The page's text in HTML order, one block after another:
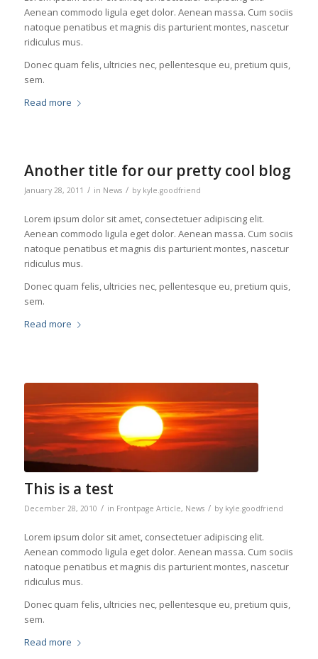
Aenean commodo ligula eget dolor. Aenean massa. Cum sociis
natoque penatibus et magnis dis parturient montes, nascetur
ridiculus mus.
Donec quam felis, ultricies nec, pellentesque eu, pretium quis,
sem.
Read more
Another title for our pretty cool blog
January 28, 2011 / in News / by kyle.goodfriend
Lorem ipsum dolor sit amet, consectetuer adipiscing elit.
Aenean commodo ligula eget dolor. Aenean massa. Cum sociis
natoque penatibus et magnis dis parturient montes, nascetur
ridiculus mus.
Donec quam felis, ultricies nec, pellentesque eu, pretium quis,
sem.
Read more
This is a test
December 28, 2010 / in Frontpage Article, News / by kyle.goodfriend
Lorem ipsum dolor sit amet, consectetuer adipiscing elit.
Aenean commodo ligula eget dolor. Aenean massa. Cum sociis
natoque penatibus et magnis dis parturient montes, nascetur
ridiculus mus.
Donec quam felis, ultricies nec, pellentesque eu, pretium quis,
sem.
Read more